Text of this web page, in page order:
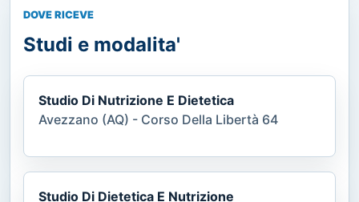
DOVE RICEVE
Studi e modalita'
Studio Di Nutrizione E Dietetica
Avezzano (AQ) - Corso Della Libertà 64
Studio Di Dietetica E Nutrizione